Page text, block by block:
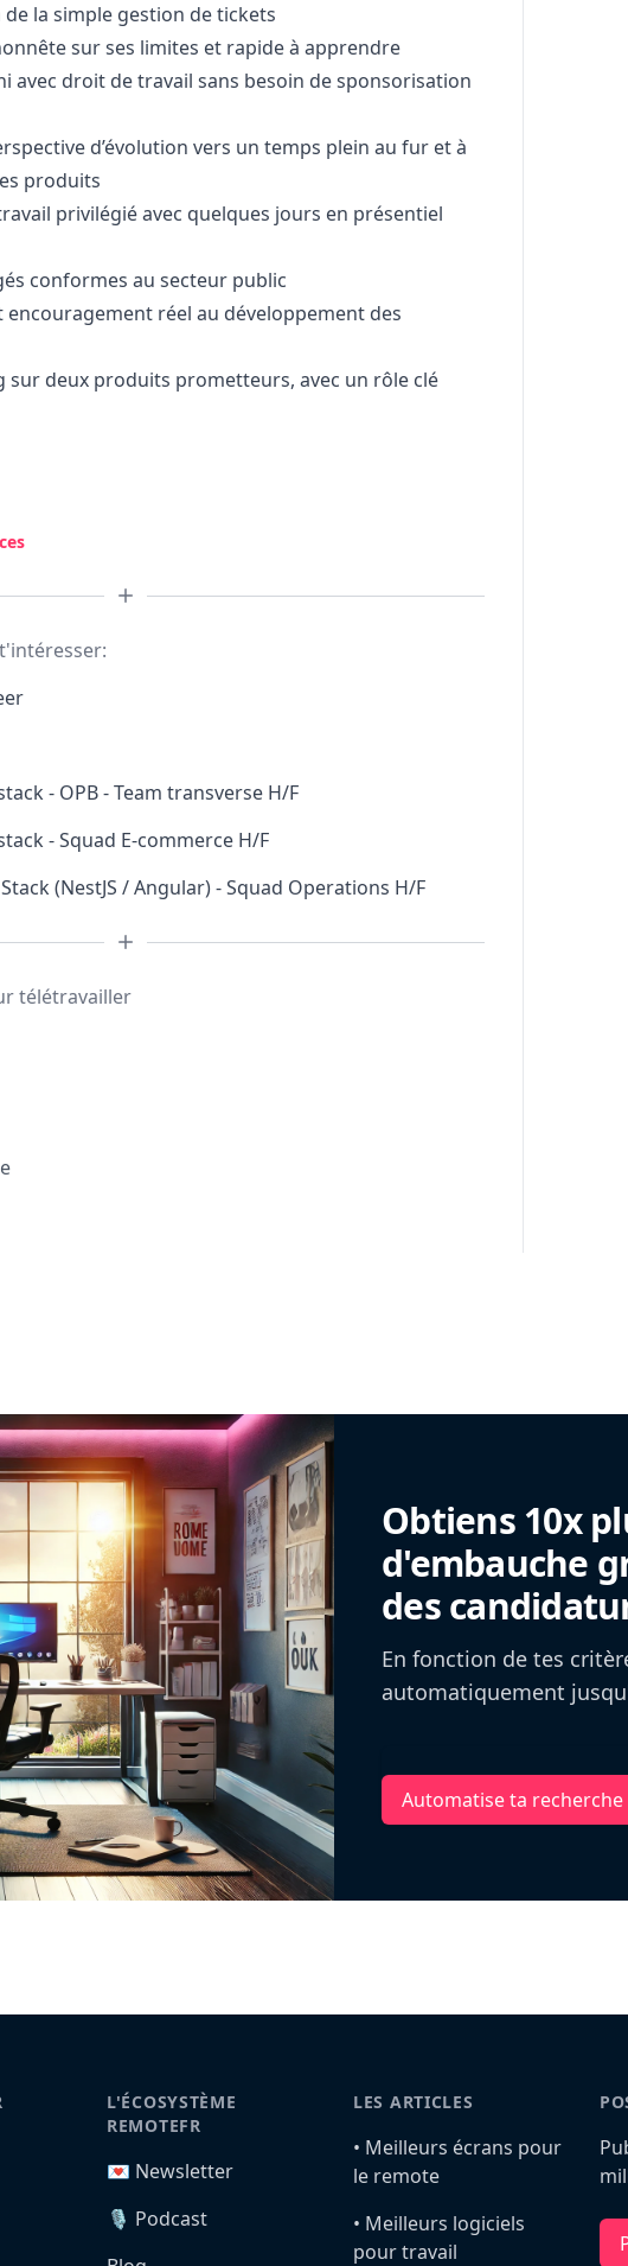
la simple gestion de tickets
sur ses limites et rapide à apprendre
avec droit de travail sans besoin de sponsorisation
d’évolution vers un temps plein au fur et à
produits
privilégié avec quelques jours en présentiel
conformes au secteur public
réel au développement des
sur deux produits prometteurs, avec un rôle clé
- OPB - Team transverse H/F
- Squad E-commerce H/F
(NestJS / Angular) - Squad Operations H/F
télétravailler
Obtiens 10x
d'embauche
des
En fonction de tes
automatiquement
Automatise ta
L'ÉCOSYSTÈME
REMOTEFR
💌 Newsletter
🎙️ Podcast
LES ARTICLES
•️ Meilleurs écrans pour
le remote
•️ Meilleurs logiciels
pour travail